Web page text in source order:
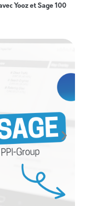
Yooz et Sage 100